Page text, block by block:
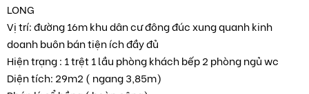
LONG
Vị trí: đường 16m khu dân cư đông đúc xung quanh kinh
doanh buôn bán tiện ích đầy đủ
Hiện trạng : 1 trệt 1 lầu phòng khách bếp 2 phòng ngủ wc
Diện tích: 29m2 ( ngang 3,85m)